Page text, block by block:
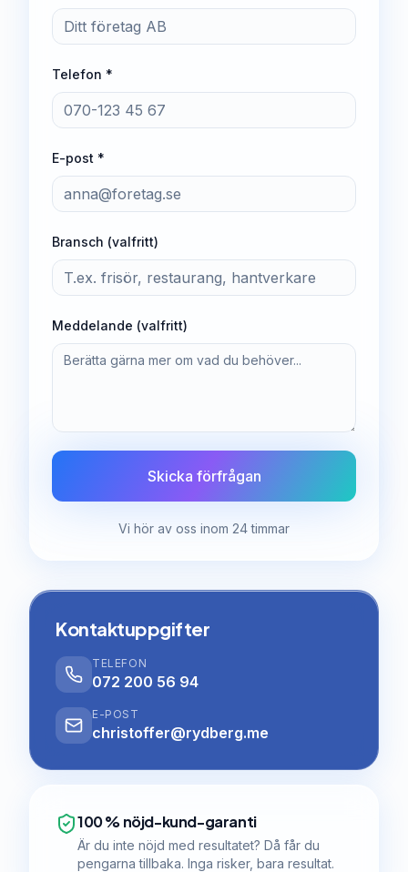
Telefon *
E-post *
Bransch (valfritt)
Meddelande (valfritt)
Skicka förfrågan
Vi hör av oss inom 24 timmar
Kontaktuppgifter
TELEFON
072 200 56 94
E-POST
christoffer@rydberg.me
100 % nöjd-kund-garanti
Är du inte nöjd med resultatet? Då får du
pengarna tillbaka. Inga risker, bara resultat.